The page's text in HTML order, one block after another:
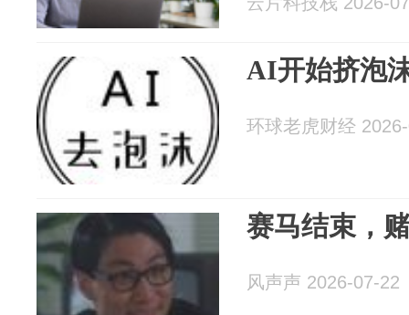
AI开始挤泡
环球老虎财经
赛马结束，
风声声 2026-07-22